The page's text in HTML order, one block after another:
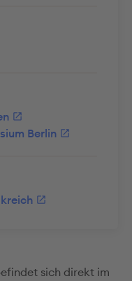
Berlin
sich direkt im